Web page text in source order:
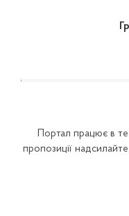
Портал працює в
пропозиції